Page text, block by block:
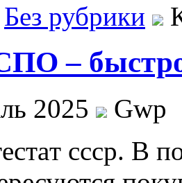
Без рубрики
– быстро
2025
Gwp
ссср. В